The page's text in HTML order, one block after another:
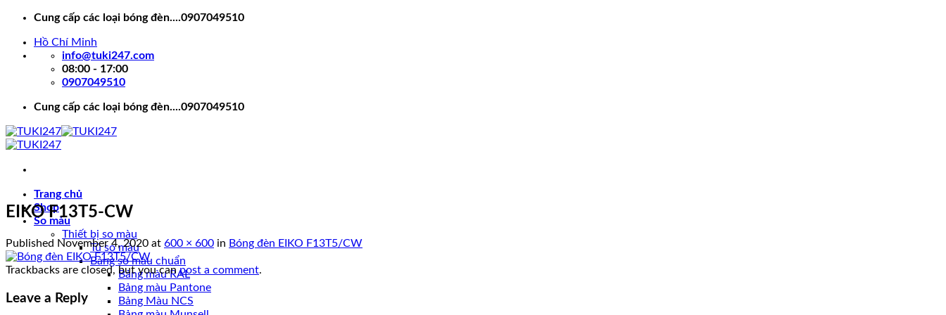
Skip
content
Cung cấp các loại bóng đèn....0907049510
Hồ Chí Minh
info@tuki247.com
08:00 - 17:00
0907049510
Cung cấp các loại bóng đèn....0907049510
Trang chủ
Shop
So màu
Thiết bị so màu
Tủ so màu
Bảng so màu chuẩn
Bảng màu RAL
Bảng màu Pantone
Bảng Màu NCS
EIKO F13T5-CW
Published November 4, 2020 at 600 × 600 in Bóng đèn EIKO F13T5/CW
Trackbacks are closed, but you canpost a comment.
Leave a Reply